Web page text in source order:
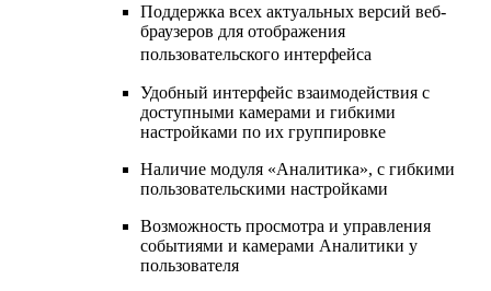
Поддержка всех актуальных версий веб-
браузеров для отображения
пользовательского интерфейса
Удобный интерфейс взаимодействия с
доступными камерами и гибкими
настройками по их группировке
Наличие модуля «Аналитика», с гибкими
пользовательскими настройками
Возможность просмотра и управления
событиями и камерами Аналитики у
пользователя